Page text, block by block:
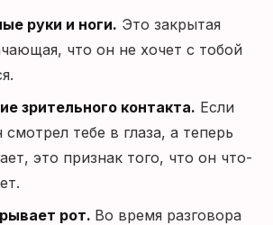
руки и ноги. Это закрытая
что он не хочет с тобой
зрительного контакта. Если
тебе в глаза, а теперь
это признак того, что он что-
рот. Во время разговора